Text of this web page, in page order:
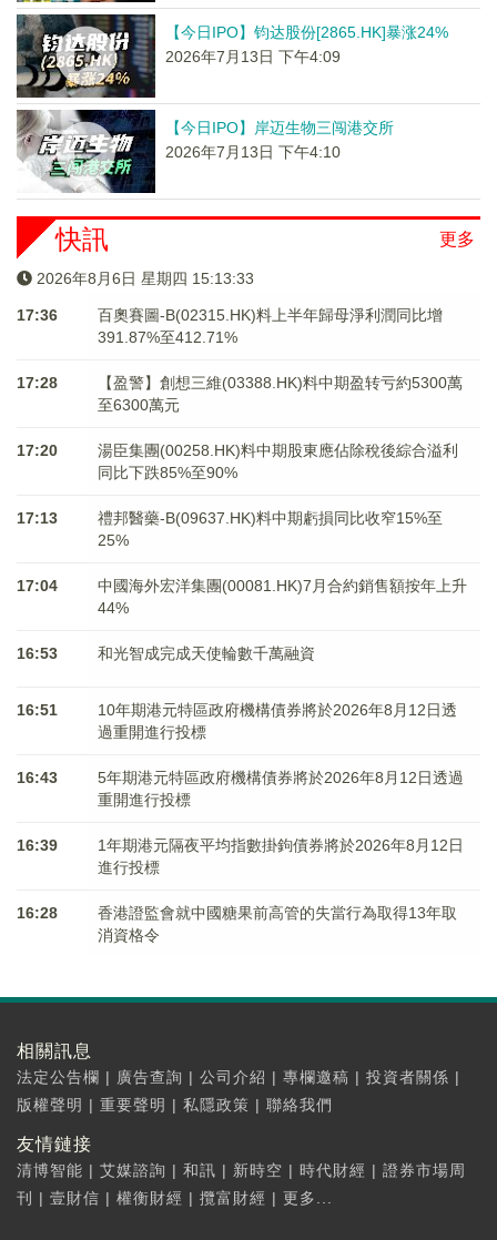
【今日IPO】钧达股份[2865.HK]暴涨24%
2026年7月13日 下午4:09
【今日IPO】岸迈生物三闯港交所
2026年7月13日 下午4:10
更多
快訊
2026年8月6日 星期四 15:13:34
17:36
百奧賽圖-B(02315.HK)料上半年歸母淨利潤同比增
391.87%至412.71%
17:28
【盈警】創想三維(03388.HK)料中期盈转亏約5300萬
至6300萬元
17:20
湯臣集團(00258.HK)料中期股東應佔除稅後綜合溢利
同比下跌85%至90%
17:13
禮邦醫藥-B(09637.HK)料中期虧損同比收窄15%至
25%
17:04
中國海外宏洋集團(00081.HK)7月合約銷售額按年上升
44%
16:53 和光智成完成天使輪數千萬融資
16:51
10年期港元特區政府機構債券將於2026年8月12日透
過重開進行投標
16:43
5年期港元特區政府機構債券將於2026年8月12日透過
重開進行投標
16:39
1年期港元隔夜平均指數掛鉤債券將於2026年8月12日
進行投標
16:28
香港證監會就中國糖果前高管的失當行為取得13年取
消資格令
相關訊息
法定公告欄 | 廣告查詢 | 公司介紹 | 專欄邀稿 | 投資者關係 |
版權聲明 | 重要聲明 | 私隱政策 | 聯絡我們
友情鏈接
清博智能 | 艾媒諮詢 | 和訊 | 新時空 | 時代財經 | 證券市場周
刊
| 壹財信 | 權衡財經 | 攬富財經 | 更多...